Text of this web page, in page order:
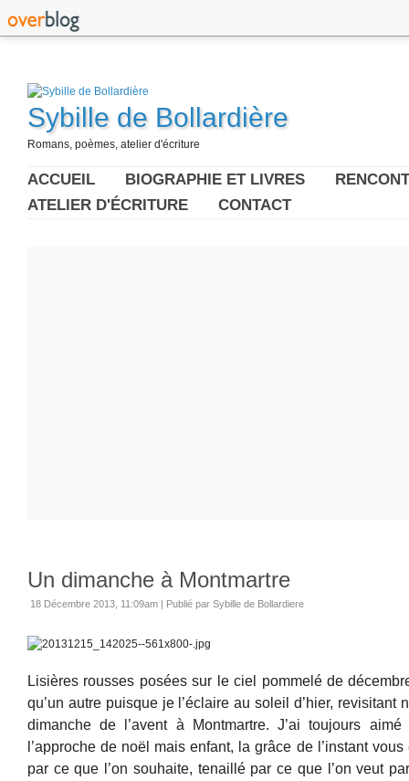
Sybille de Bollardière
Romans, poèmes, atelier d'écriture
ACCUEIL BIOGRAPHIE ET LIVRES
ATELIER D'ÉCRITURE
CONTACT
Un dimanche à Montmartre
18 Décembre 2013, 11:09am | Publié par Sybille de Bollardiere
Lisières rousses posées sur le ciel pommelé de
qu’un autre puisque je l’éclaire au soleil d’hier, revisitant
dimanche de l’avent à Montmartre. J’ai toujours
l’approche de noël mais enfant, la grâce de l’instant
par ce que l’on souhaite, tenaillé par ce que l’on veut